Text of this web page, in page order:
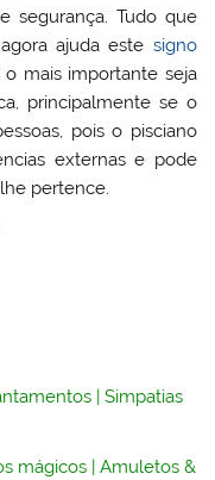
segurança. Tudo que
ajuda este signo
o mais importante seja
principalmente se o
pois o pisciano
externas e pode
pertence.
|Simpatias
mágicos |Amuletos &